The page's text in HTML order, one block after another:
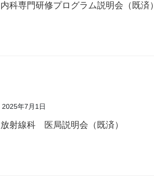
内科専門研修プログラム説明会（既済）
2025年7月1日
放射線科 医局説明会（既済）